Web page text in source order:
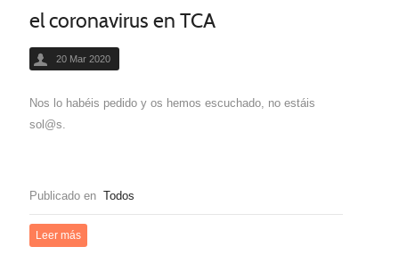
el coronavirus en TCA
20 Mar 2020
Nos lo habéis pedido y os hemos escuchado, no estáis
sol@s.
Publicado en Todos
Leer más